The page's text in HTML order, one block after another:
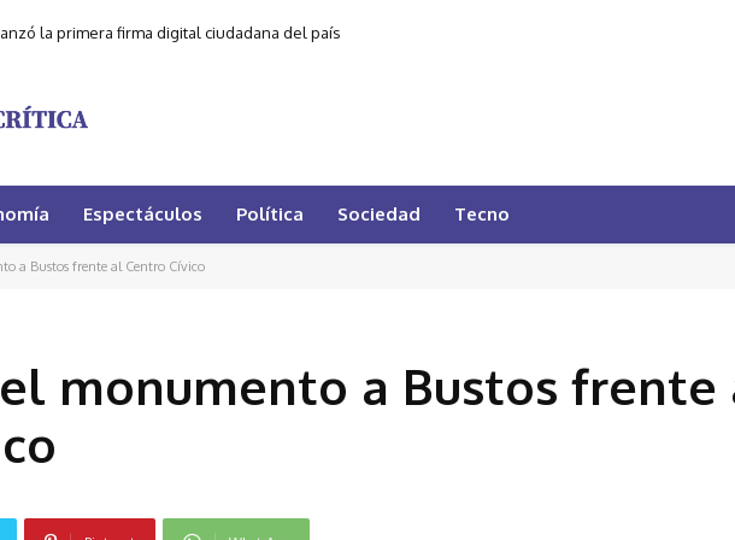
la primera firma digital ciudadana del país
Espectáculos Política Sociedad Tecno
a Bustos frente al Centro Cívico
monumento a Bustos frente